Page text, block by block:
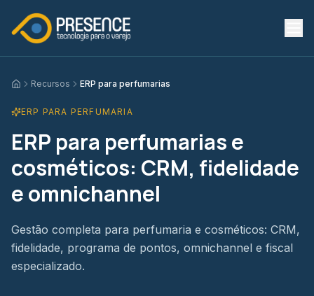
InícioRecursos ERP para perfumarias
ERP PARA PERFUMARIA
ERP para perfumarias e
cosméticos: CRM, fidelidade
e omnichannel
Gestão completa para perfumaria e cosméticos: CRM,
fidelidade, programa de pontos, omnichannel e fiscal
especializado.